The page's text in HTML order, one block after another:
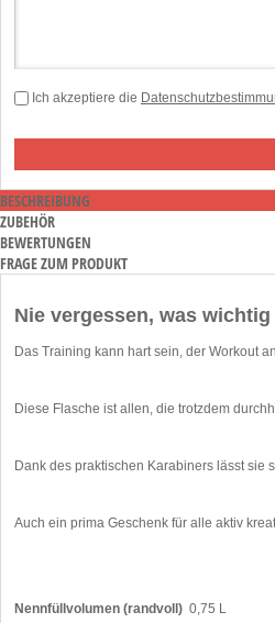
Ich akzeptiere die
BESCHREIBUNG
ZUBEHÖR
BEWERTUNGEN
FRAGE ZUM PRODUKT
Nie vergessen, was wichtig
Das Training kann hart sein, der Workout
Diese Flasche ist allen, die trotzdem
Dank des praktischen Karabiners lässt sie
Auch ein prima Geschenk für alle aktiv
Nennfüllvolumen (randvoll) 0,75 L